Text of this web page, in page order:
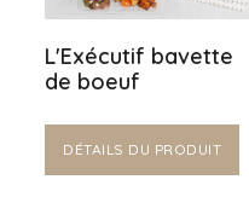
L'Exécutif bavette
de boeuf
DÉTAILS DU PRODUIT